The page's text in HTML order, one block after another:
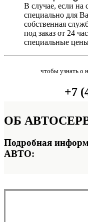
В случае, если на
специально для
собственная
под заказ от 24
специальные
чтобы узнать о
+7
ОБ
Подробная
АВТО: